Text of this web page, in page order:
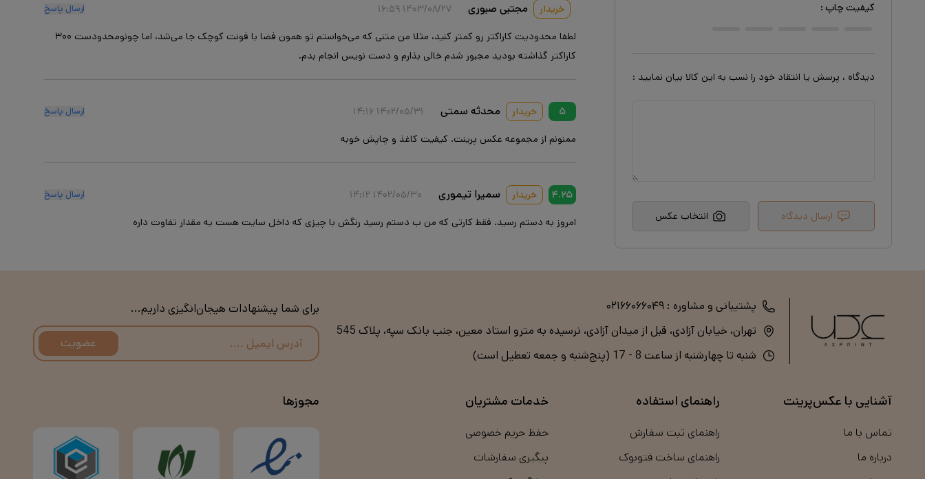
کیفیت چاپ :
دیدگاه ، پرسش یا انتقاد خود را نسب به این کالا بیان نمایید :
ارسال دیدگاه انتخاب عکس
خریدار مجتبی صبوری ۱۴۰۳/۰۸/۲۷ ۱۶:۵۹ ارسال پاسخ
لطفا محدودیت کاراکتر رو کمتر کنید، مثلا من متنی که می‌خواستم تو همون فضا با فونت کوچک جا می‌شد، اما چونومحدودست ۳۰۰
کاراکتر گذاشته بودید مجبور شدم خالی بذارم و دست نویس انجام بدم.
۵ خریدار محدثه سمتی ۱۴۰۲/۰۵/۳۱ ۱۴:۱۶ ارسال پاسخ
ممنونم از مجموعه عکس پرینت. کیفیت کاغذ و چاپش خوبه
۴.۲۵ خریدار سمیرا تیموری ۱۴۰۲/۰۵/۳۰ ۱۴:۱۲ ارسال پاسخ
امروز به دستم رسید. فقط کارتی که من ب دستم رسید رنگش با چیزی که داخل سایت هست یه مقدار تفاوت داره
پشتیبانی و مشاوره : ۰۲۱۶۶۰۶۶۰۴۹
تهران، خیابان آزادی، قبل از میدان آزادی، نرسیده به مترو استاد معین، جنب بانک سپه، پلاک 545
شنبه تا چهارشنبه از ساعت 8 - 17 (پنج‌شنبه و جمعه تعطیل است)
برای شما پیشنهادات هیجان‌انگیزی داریم...
عضویت
آشنایی با عکس‌پرینت
تماس با ما
درباره ما
راهنمای استفاده
راهنمای ثبت سفارش
راهنمای ساخت فتوبوک
خدمات مشتریان
حفظ حریم خصوصی
پیگیری سفارشات
مجوزها